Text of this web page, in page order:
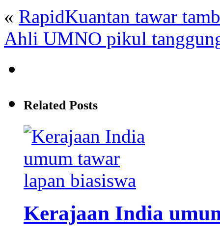
« RapidKuantan tawar
Ahli UMNO pikul
Related Posts
Kerajaan India